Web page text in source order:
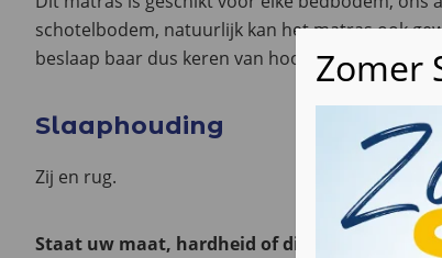
schotelbodem, natuurlijk kan het matras ook
beslaap baar dus keren van hoofdeind naar
Slaaphouding
Zij en rug.
Staat uw maat, hardheid of dikte hier niet